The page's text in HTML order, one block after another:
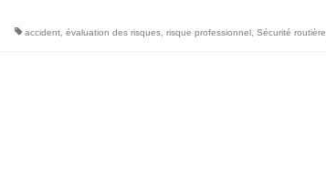
accident, évaluation des risques, risque professionnel, Sécurité routière